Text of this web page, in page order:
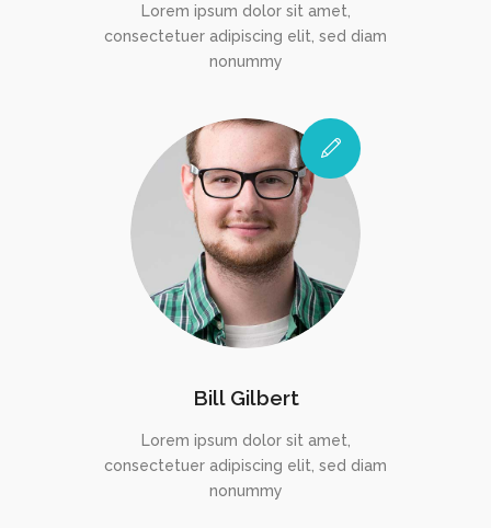
Lorem ipsum dolor sit amet,
consectetuer adipiscing elit, sed diam
nonummy
Bill Gilbert
Lorem ipsum dolor sit amet,
consectetuer adipiscing elit, sed diam
nonummy